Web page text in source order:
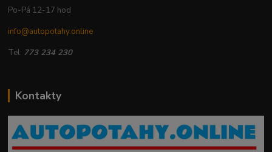
Po-Pá 12-17 hod
info@autopotahy.online
Tel: 773 234 230
Kontakty